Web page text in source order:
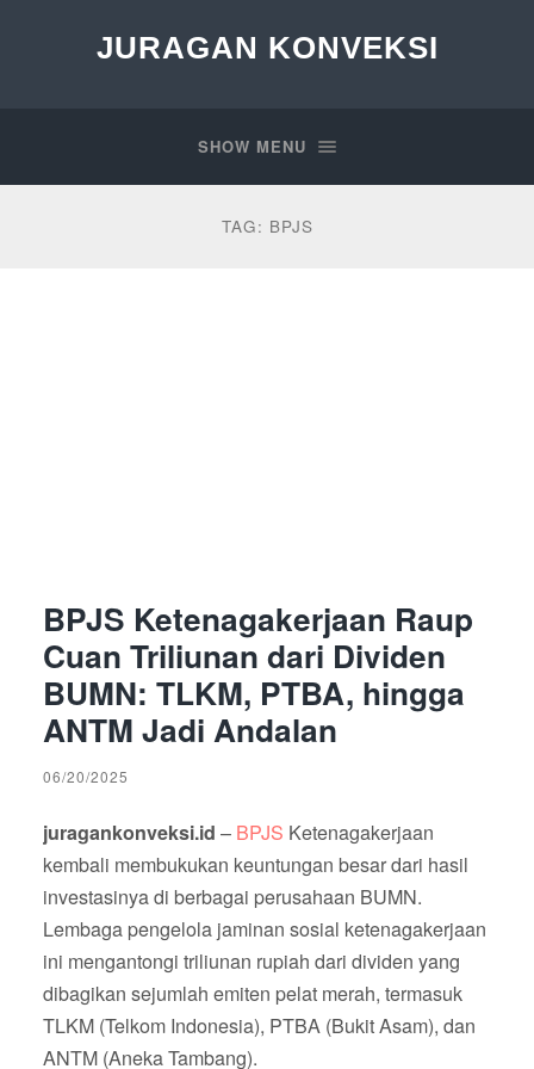
JURAGAN KONVEKSI
SHOW MENU
TAG: BPJS
BPJS Ketenagakerjaan Raup
Cuan Triliunan dari Dividen
BUMN: TLKM, PTBA, hingga
ANTM Jadi Andalan
06/20/2025
juragankonveksi.id – BPJS Ketenagakerjaan
kembali membukukan keuntungan besar dari hasil
investasinya di berbagai perusahaan BUMN.
Lembaga pengelola jaminan sosial ketenagakerjaan
ini mengantongi triliunan rupiah dari dividen yang
dibagikan sejumlah emiten pelat merah, termasuk
TLKM (Telkom Indonesia), PTBA (Bukit Asam), dan
ANTM (Aneka Tambang).